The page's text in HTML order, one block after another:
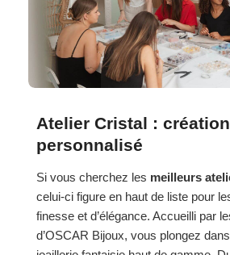
Atelier Cristal :
personnalisé
Si vous cherchez les meilleurs
celui-ci figure en haut de liste pour
finesse et d’élégance. Accueilli par
d’OSCAR Bijoux, vous plongez